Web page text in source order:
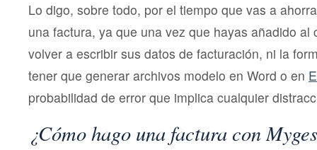
Lo digo, sobre todo, por el tiempo que vas a
una factura, ya que una vez que hayas añadido al
volver a escribir sus datos de facturación, ni la
tener que generar archivos modelo en Word o en
probabilidad de error que implica cualquier
¿Cómo hago una factura con